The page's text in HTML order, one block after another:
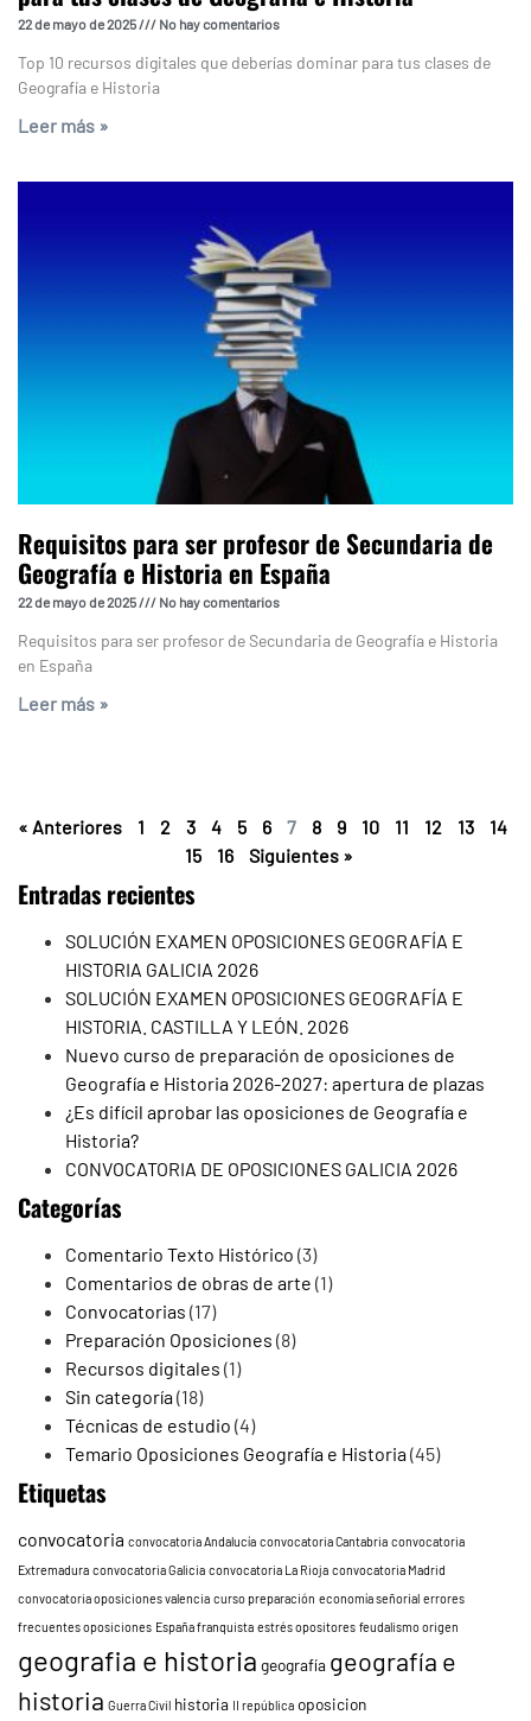
22 de mayo de 2025 No hay comentarios
Top 10 recursos digitales que deberías dominar para tus clases de
Geografía e Historia
Leer más »
Requisitos para ser profesor de Secundaria de
Geografía e Historia en España
22 de mayo de 2025 No hay comentarios
Requisitos para ser profesor de Secundaria de Geografía e Historia
en España
Leer más »
« Anteriores 1 2 3 4 5 6 7 8 9 10 11 12 13
14
15
16 Siguientes »
Entradas recientes
SOLUCIÓN EXAMEN OPOSICIONES GEOGRAFÍA E
HISTORIA GALICIA 2026
SOLUCIÓN EXAMEN OPOSICIONES GEOGRAFÍA E
HISTORIA. CASTILLA Y LEÓN. 2026
Nuevo curso de preparación de oposiciones de
Geografía e Historia 2026-2027: apertura de plazas
¿Es difícil aprobar las oposiciones de Geografía e
Historia?
CONVOCATORIA DE OPOSICIONES GALICIA 2026
Categorías
Comentario Texto Histórico (3)
Comentarios de obras de arte (1)
Convocatorias (17)
Preparación Oposiciones (8)
Recursos digitales (1)
Sin categoría(18)
Técnicas de estudio (4)
Temario Oposiciones Geografía e Historia(45)
Etiquetas
convocatoria convocatoria Andalucía convocatoria Cantabria convocatoria
Extremadura convocatoria Galicia convocatoria La Rioja convocatoria Madrid
convocatoria oposiciones valencia curso preparación economía señorial errores
frecuentes oposiciones España franquista estrés opositores feudalismo origen
geografia e historia geografía geografía e
historia Guerra Civil historia II república oposicion